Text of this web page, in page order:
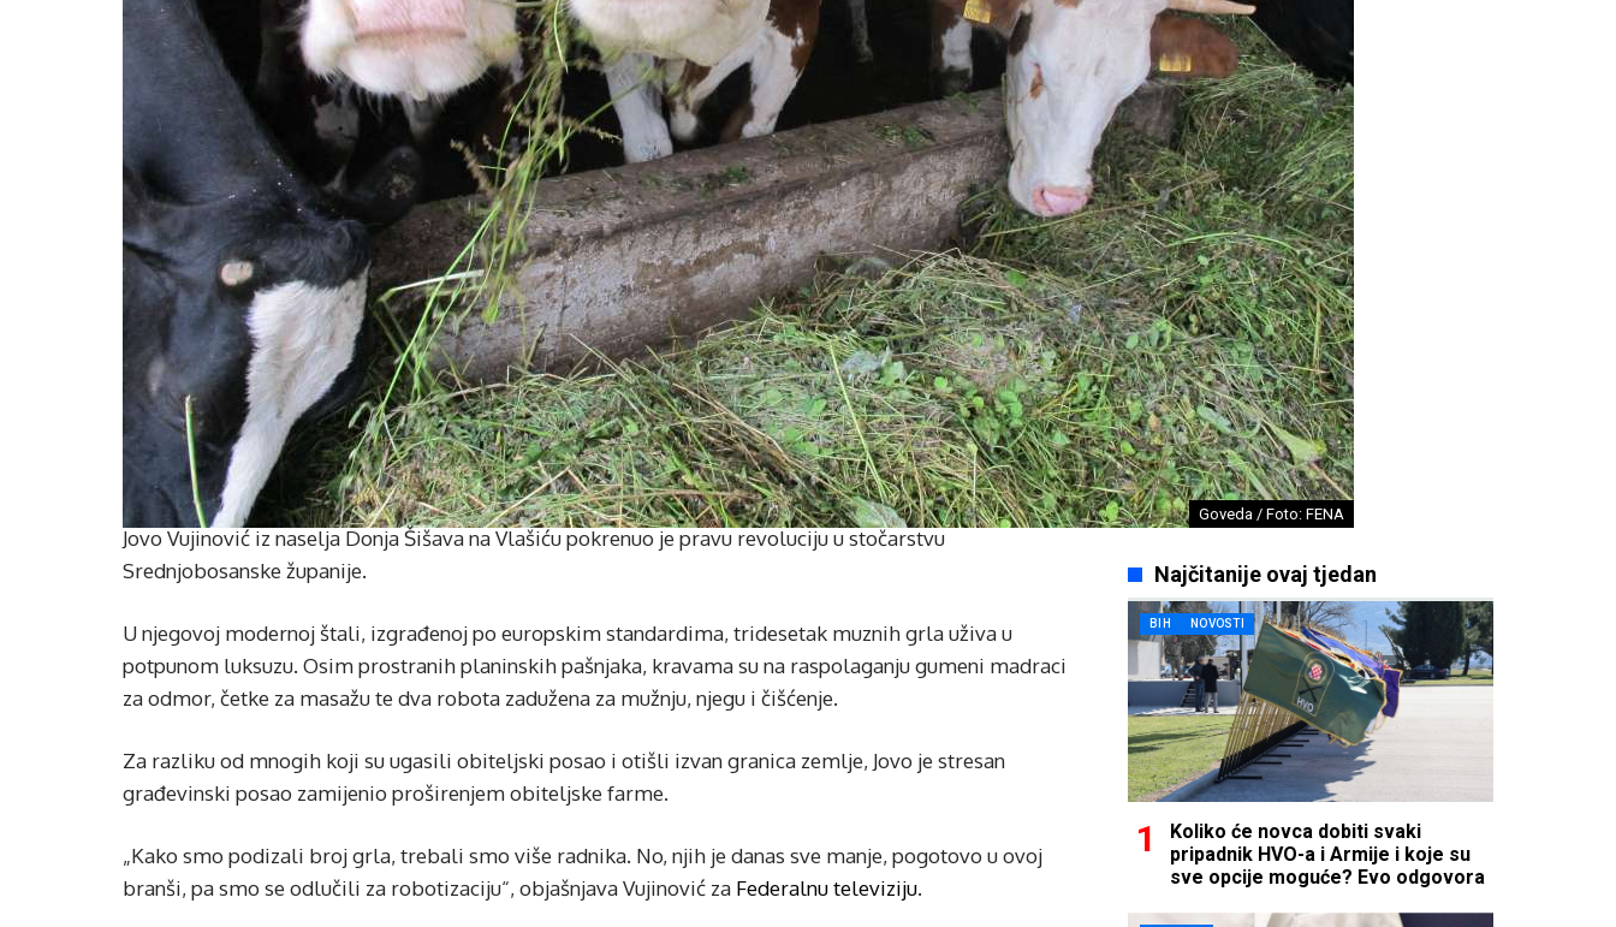
Goveda / Foto: FENA
Jovo Vujinović iz naselja Donja Šišava na Vlašiću pokrenuo je pravu revoluciju u stočarstvu
Srednjobosanske županije.
U njegovoj modernoj štali, izgrađenoj po europskim standardima, tridesetak muznih grla uživa u
potpunom luksuzu. Osim prostranih planinskih pašnjaka, kravama su na raspolaganju gumeni madraci
za odmor, četke za masažu te dva robota zadužena za mužnju, njegu i čišćenje.
Za razliku od mnogih koji su ugasili obiteljski posao i otišli izvan granica zemlje, Jovo je stresan
građevinski posao zamijenio proširenjem obiteljske farme.
„Kako smo podizali broj grla, trebali smo više radnika. No, njih je danas sve manje, pogotovo u ovoj
branši, pa smo se odlučili za robotizaciju“, objašnjava Vujinović za Federalnu televiziju.
Najčitanije ovaj tjedan
BIH NOVOSTI
Koliko će novca dobiti svaki
pripadnik HVO-a i Armije i koje su
sve opcije moguće? Evo odgovora